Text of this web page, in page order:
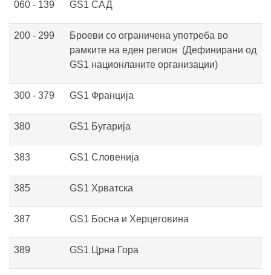
060 - 139 GS1 САД
200 - 299
Броеви со ограничена употреба во
рамките на еден регион (Дефинирани од
GS1 национланите организации)
300 - 379 GS1 Франција
380 GS1 Бугарија
383 GS1 Словенија
385 GS1 Хрватска
387 GS1 Босна и Херцеговина
389 GS1 Црна Гора